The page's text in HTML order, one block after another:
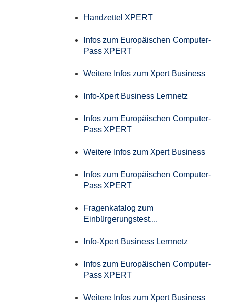
Handzettel XPERT
Infos zum Europäischen Computer-
Pass XPERT
Weitere Infos zum Xpert Business
Info-Xpert Business Lernnetz
Infos zum Europäischen Computer-
Pass XPERT
Weitere Infos zum Xpert Business
Infos zum Europäischen Computer-
Pass XPERT
Fragenkatalog zum
Einbürgerungstest....
Info-Xpert Business Lernnetz
Infos zum Europäischen Computer-
Pass XPERT
Weitere Infos zum Xpert Business